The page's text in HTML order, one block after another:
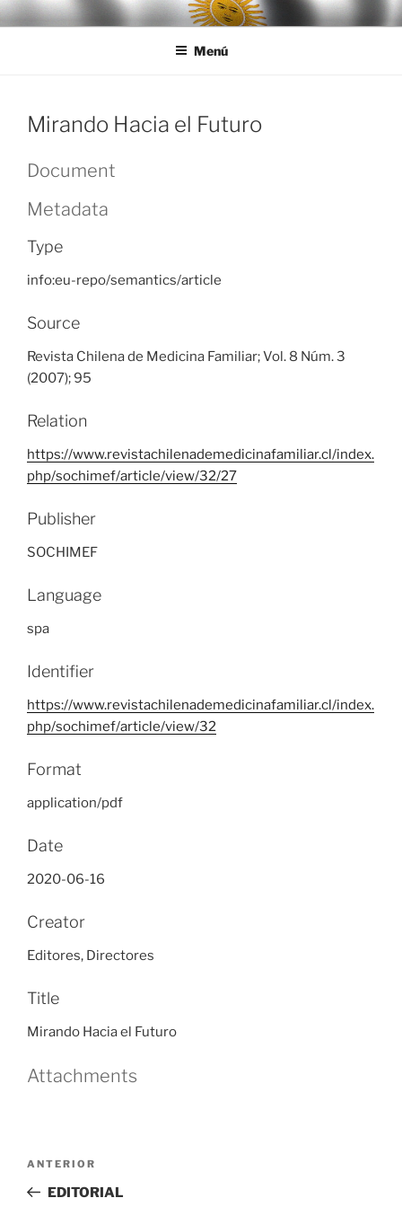
Ir
al
LEGISALUD
Menú
Mirando Hacia el Futuro
Document
Metadata
Type
info:eu-repo/semantics/article
Source
Revista Chilena de Medicina Familiar; Vol. 8 Núm. 3
(2007); 95
Relation
https://www.revistachilenademedicinafamiliar.cl/index.
php/sochimef/article/view/32/27
Publisher
SOCHIMEF
Language
spa
Identifier
https://www.revistachilenademedicinafamiliar.cl/index.
php/sochimef/article/view/32
Format
application/pdf
Date
2020-06-16
Creator
Editores, Directores
Title
Mirando Hacia el Futuro
Attachments
Entrada
anterior
ANTERIOR
EDITORIAL